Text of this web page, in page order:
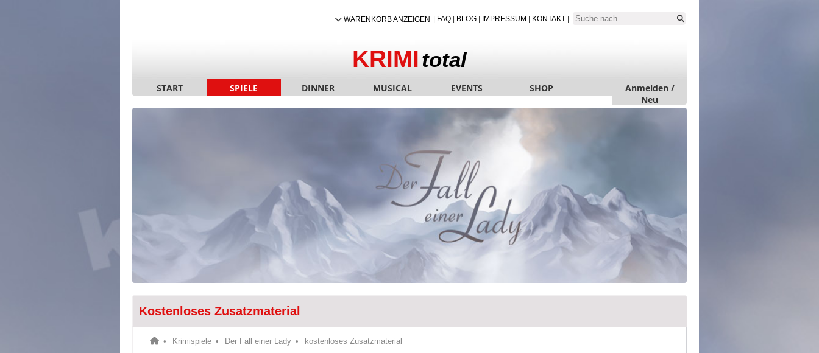
FAQ| BLOG| IMPRESSUM KONTAKT|
WARENKORB ANZEIGEN
KRIMItotal
START SPIELE DINNER MUSICAL EVENTS SHOP
Anmelden /
Neu
Kostenloses Zusatzmaterial
Krimispiele Der Fall einer Lady kostenloses Zusatzmaterial